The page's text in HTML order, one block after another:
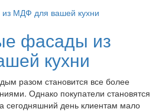
фасады из
кухни
разом становится все более
Однако покупатели становятся
сегодняшний день клиентам мало